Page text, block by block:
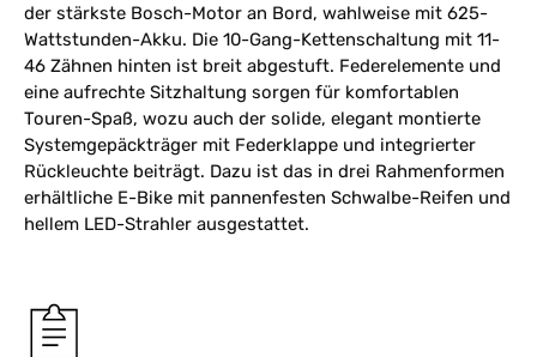
der stärkste Bosch-Motor an Bord, wahlweise mit 625-
Wattstunden-Akku. Die 10-Gang-Kettenschaltung mit 11-
46 Zähnen hinten ist breit abgestuft. Federelemente und
eine aufrechte Sitzhaltung sorgen für komfortablen
Touren-Spaß, wozu auch der solide, elegant montierte
Systemgepäckträger mit Federklappe und integrierter
Rückleuchte beiträgt. Dazu ist das in drei Rahmenformen
erhältliche E-Bike mit pannenfesten Schwalbe-Reifen und
hellem LED-Strahler ausgestattet.